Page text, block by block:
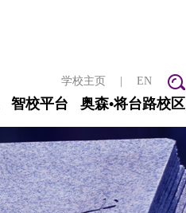
学校主页 EN
智校平台 奥森•将台路校区